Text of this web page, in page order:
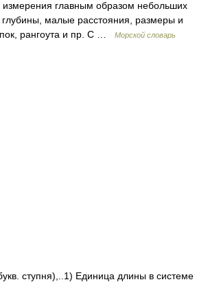
измерения главным образом небольших
малые расстояния, размеры и
рангоута и пр. С …
Морской словарь
ступня),..1) Единица длины в системе